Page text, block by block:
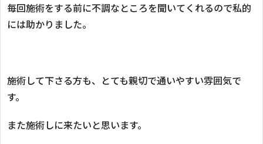
毎回施術をする前に不調なところを聞いてくれるので私的
には助かりました。
施術して下さる方も、とても親切で通いやすい雰囲気で
す。
また施術しに来たいと思います。